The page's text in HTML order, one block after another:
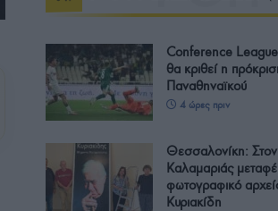
Conference
θα κριθεί η
Παναθηναϊκού
4 ώρες πριν
Θεσσαλονίκη:
Καλαμαριάς
φωτογραφικό
Κυριακίδη